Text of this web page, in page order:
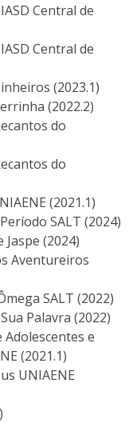
Central de
Central de
(2023.1)
(2022.2)
do
do
(2021.1)
SALT (2024)
(2024)
Aventureiros
SALT (2022)
Palavra (2022)
Adolescentes e
(2021.1)
UNIAENE